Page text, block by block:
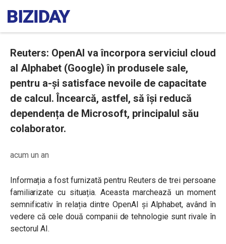
Reuters: OpenAI va încorpora serviciul cloud
al Alphabet (Google) în produsele sale,
pentru a-și satisface nevoile de capacitate
de calcul. Încearcă, astfel, să își reducă
dependența de Microsoft, principalul său
colaborator.
acum un an
Informația a fost furnizată pentru Reuters de trei persoane
familiarizate cu situația. Aceasta marchează un moment
semnificativ în relația dintre OpenAI și Alphabet, având în
vedere că cele două companii de tehnologie sunt rivale în
sectorul AI.